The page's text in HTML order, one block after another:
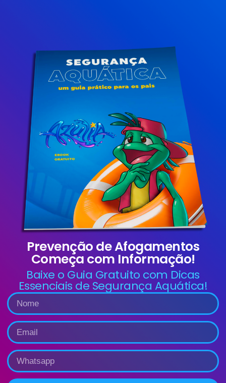
Prevenção de Afogamentos
Começa com Informação!
Baixe o Guia Gratuito com Dicas
Essenciais de Segurança Aquática!